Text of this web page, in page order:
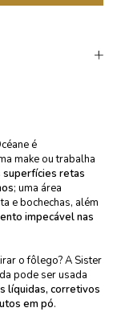
é
make ou trabalha
superfícies retas
; uma área
e bochechas, além
impecável nas
o fôlego? A Sister
pode ser usada
líquidas, corretivos
em pó.